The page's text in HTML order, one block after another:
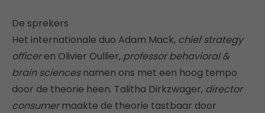
De sprekers
Het internationale duo Adam Mack, chief strategy
officeren Olivier Oullier, professor behavioral &
brain sciencesnamen ons met een hoog tempo
door de theorie heen. Talitha Dirkzwager, director
consumermaakte de theorie tastbaar door